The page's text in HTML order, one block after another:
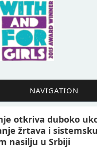
NAVIGATION
otkriva duboko
žrtava i
nasilju u Srbiji